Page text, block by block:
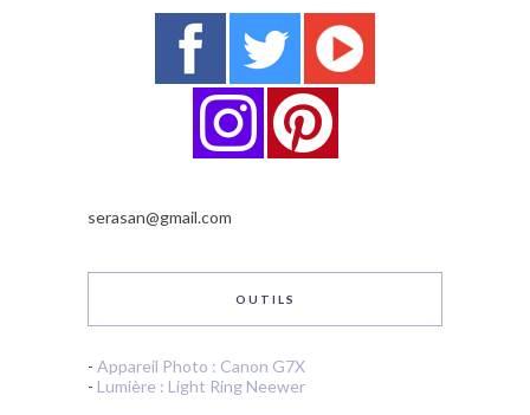
serasan@gmail.com
OUTILS
- Appareil Photo : Canon G7X
- Lumière : Light Ring Neewer